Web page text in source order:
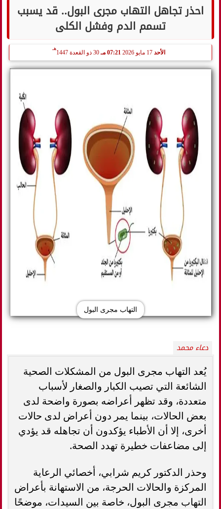
احذر تجاهل التهاب مجرى البول.. قد يسبب
تسمم الدم وفشل الكلى
الأحد 17 مايو 2026 07:21 مـ 30 ذو القعدة 1447
هـ
التهاب مجرى البول
دعاء محمد
يُعد التهاب مجرى البول من المشكلات الصحية
الشائعة التي تصيب الكبار والصغار لأسباب
متعددة، وقد تظهر أعراضه بصورة واضحة لدى
بعض الحالات، بينما يمر دون أعراض لدى حالات
أخرى، إلا أن الأطباء يؤكدون أن تجاهله قد يؤدي
إلى مضاعفات خطيرة تهدد الصحة.
وحذر الدكتور كريم شرابي، أخصائي الرعاية
المركزة والحالات الحرجة، من الاستهانة بأعراض
التهاب مجرى البول، خاصة بين السيدات، موضحًا